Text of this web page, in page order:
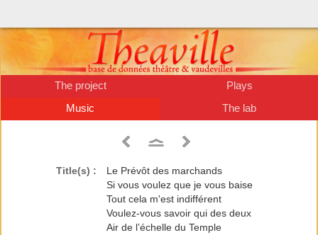
The project
Plays
Music
The lab
Title(s) :
Le Prévôt des marchands
Si vous voulez que je vous baise
Tout cela m'est indifférent
Voulez-vous savoir qui des deux
Air de l’échelle du Temple